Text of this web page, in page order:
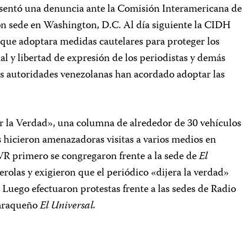
una denuncia ante la Comisión Interamericana de
sede en Washington, D.C. Al día siguiente la CIDH
adoptara medidas cautelares para proteger los
y libertad de expresión de los periodistas y demás
autoridades venezolanas han acordado adoptar las
la Verdad», una columna de alrededor de 30 vehículos
amenazadoras visitas a varios medios en
primero se congregaron frente a la sede deEl
y exigieron que el periódico «dijera la verdad»
efectuaron protestas frente a las sedes de Radio
El Universal.